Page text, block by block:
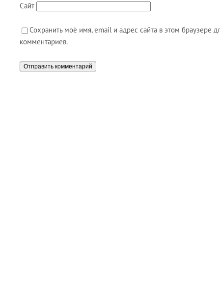
Сайт
Сохранить моё имя, email и адрес сайта в этом браузере
комментариев.